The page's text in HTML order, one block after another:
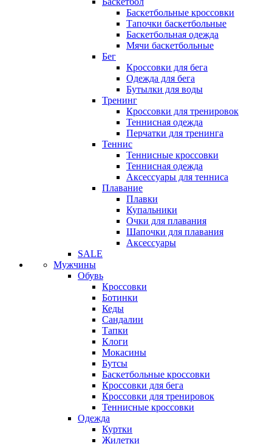
Баскетбольные кроссовки
Тапочки баскетбольные
Баскетбольная одежда
Мячи баскетбольные
Бег
Кроссовки для бега
Одежда для бега
Бутылки для воды
Тренинг
Кроссовки для тренировок
Теннисная одежда
Перчатки для тренинга
Теннис
Теннисные кроссовки
Теннисная одежда
Аксессуары для тенниса
Плавание
Плавки
Купальники
Очки для плавания
Шапочки для плавания
Аксессуары
SALE
Мужчины
Обувь
Кроссовки
Ботинки
Кеды
Сандалии
Тапки
Клоги
Мокасины
Бутсы
Баскетбольные кроссовки
Кроссовки для бега
Кроссовки для тренировок
Теннисные кроссовки
Одежда
Куртки
Жилетки